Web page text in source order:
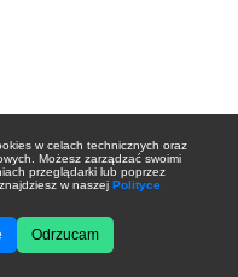
w celach technicznych oraz
Możesz zarządzać swoimi
przeglądarki lub poprzez
w naszej Polityce
Odrzucam